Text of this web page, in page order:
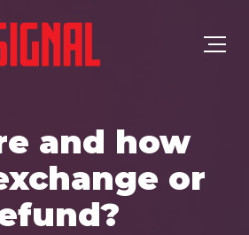
and how
or